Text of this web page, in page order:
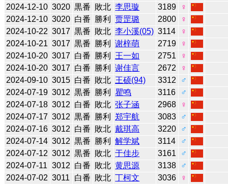
2024-12-10 3020 黒番 敗北 李思璇 3189
♀
2024-12-10 3020 白番 勝利 贾罡璐 2800
♀
2024-10-22 3017 黒番 敗北 李小溪(05) 3114
♀
2024-10-21 3017 黒番 勝利 谢梓萌 2719
♀
2024-10-20 3017 白番 勝利 王一如 2751
♀
2024-10-20 3017 白番 勝利 谢佳言 2672
♀
2024-09-10 3015 白番 敗北 王硕(94) 3312
♂
2024-07-19 3012 黒番 勝利 瞿鸣 3116
♂
2024-07-18 3012 白番 敗北 张子涵 2968
♀
2024-07-17 3012 黒番 勝利 郑宇航 3083
♂
2024-07-16 3012 白番 敗北 戴琪高 3220
♂
2024-07-14 3012 黒番 勝利 解学斌 3114
♂
2024-07-12 3012 黒番 敗北 于佳步 3161
♂
2024-07-11 3012 白番 敗北 黄思源 3138
♂
2024-07-02 3011 白番 敗北 丁柯文 3036
♀